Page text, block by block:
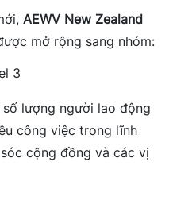
AEWV New Zealand
mở rộng sang nhóm:
3
lượng người lao động
công việc trong lĩnh
cộng đồng và các vị